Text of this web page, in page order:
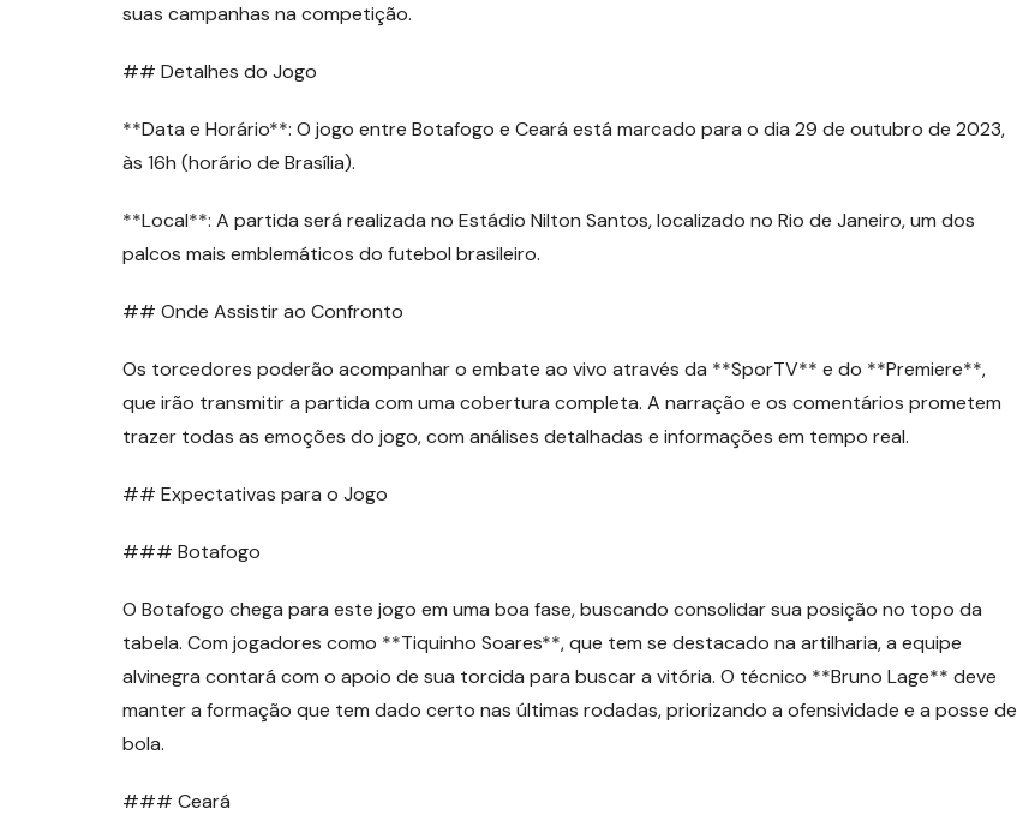
suas campanhas na competição.
## Detalhes do Jogo
**Data e Horário**: O jogo entre Botafogo e Ceará está marcado para o dia 29 de outubro de 2023,
às 16h (horário de Brasília).
**Local**: A partida será realizada no Estádio Nilton Santos, localizado no Rio de Janeiro, um dos
palcos mais emblemáticos do futebol brasileiro.
## Onde Assistir ao Confronto
Os torcedores poderão acompanhar o embate ao vivo através da **SporTV** e do **Premiere**,
que irão transmitir a partida com uma cobertura completa. A narração e os comentários prometem
trazer todas as emoções do jogo, com análises detalhadas e informações em tempo real.
## Expectativas para o Jogo
### Botafogo
O Botafogo chega para este jogo em uma boa fase, buscando consolidar sua posição no topo da
tabela. Com jogadores como **Tiquinho Soares**, que tem se destacado na artilharia, a equipe
alvinegra contará com o apoio de sua torcida para buscar a vitória. O técnico **Bruno Lage** deve
manter a formação que tem dado certo nas últimas rodadas, priorizando a ofensividade e a posse de
bola.
### Ceará